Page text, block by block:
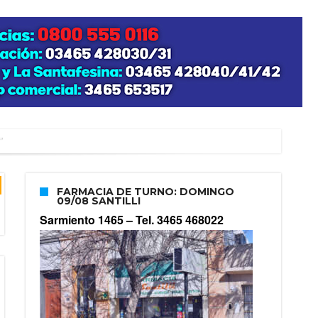
su nacimiento
FARMACIA DE TURNO: DOMINGO
09/08 SANTILLI
Sarmiento 1465 –Tel. 3465 468022